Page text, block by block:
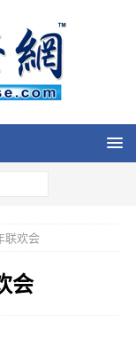
联欢会
会